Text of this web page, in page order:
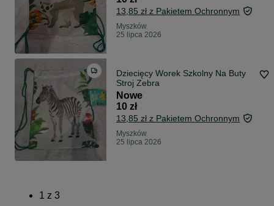
13,85 zł z Pakietem Ochronnym
Myszków
25 lipca 2026
Dziecięcy Worek Szkolny Na Buty
Stroj Zebra
Nowe
10 zł
13,85 zł z Pakietem Ochronnym
Myszków
25 lipca 2026
1 z 3